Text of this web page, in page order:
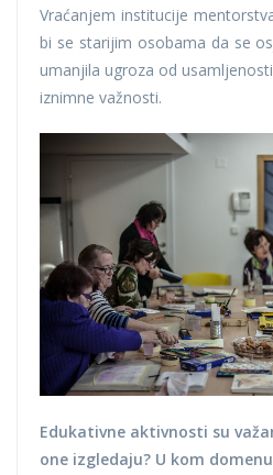
Vraćanjem institucije
bi se starijim osobama da se
umanjila ugroza od
iznimne važnosti.
Edukativne aktivnosti su
one izgledaju? U kom